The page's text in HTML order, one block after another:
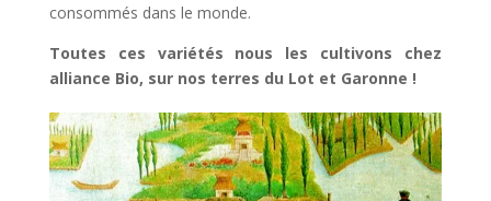
consommés dans le monde.
Toutes ces variétés nous les cultivons chez
alliance Bio, sur nos terres du Lot et Garonne !